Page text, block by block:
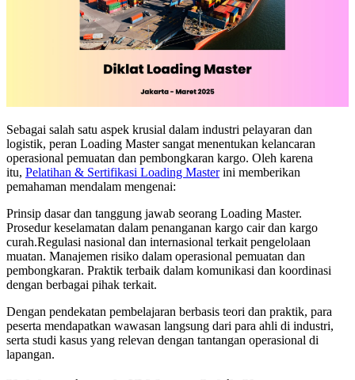
Sebagai salah satu aspek krusial dalam industri pelayaran dan
logistik, peran Loading Master sangat menentukan kelancaran
operasional pemuatan dan pembongkaran kargo. Oleh karena
itu, Pelatihan & Sertifikasi Loading Masterini memberikan
pemahaman mendalam mengenai:
Prinsip dasar dan tanggung jawab seorang Loading Master.
Prosedur keselamatan dalam penanganan kargo cair dan kargo
curah.Regulasi nasional dan internasional terkait pengelolaan
muatan. Manajemen risiko dalam operasional pemuatan dan
pembongkaran. Praktik terbaik dalam komunikasi dan koordinasi
dengan berbagai pihak terkait.
Dengan pendekatan pembelajaran berbasis teori dan praktik, para
peserta mendapatkan wawasan langsung dari para ahli di industri,
serta studi kasus yang relevan dengan tantangan operasional di
lapangan.